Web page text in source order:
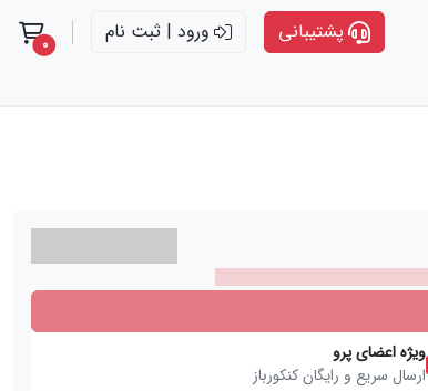
پشتیبانی ورود | ثبت نام 0
items
ویژه اعضای پرو
ارسال سریع و رایگان کنکورباز